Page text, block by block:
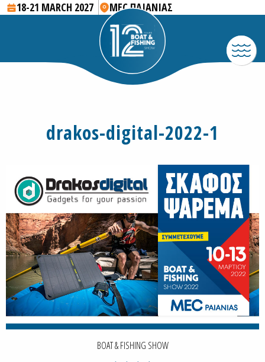
18-21 MARCH 2027 MEC ΠΑΙΑΝΙΑΣ
drakos-digital-2022-1
BOAT & FISHING SHOW